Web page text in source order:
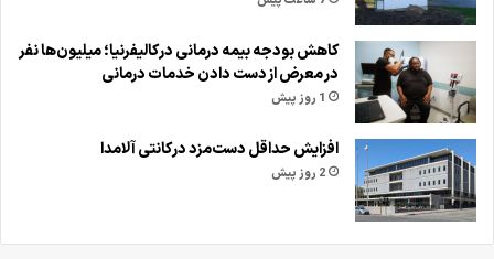
کاهش بودجه بیمه درمانی در کالیفرنیا؛ میلیون‌ها نفر
در معرض از دست دادن خدمات درمانی
1 روز پیش
افزایش حداقل دست‌مزد در کانتی آلامدا
2 روز پیش